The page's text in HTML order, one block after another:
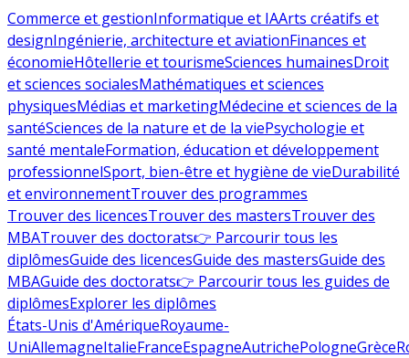
Commerce et gestionInformatique et IAArts créatifs et
designIngénierie, architecture et aviationFinances et
économieHôtellerie et tourismeSciences humainesDroit
et sciences socialesMathématiques et sciences
physiquesMédias et marketingMédecine et sciences de la
santéSciences de la nature et de la viePsychologie et
santé mentaleFormation, éducation et développement
professionnelSport, bien-être et hygiène de vieDurabilité
et environnementTrouver des programmes
Trouver des licencesTrouver des mastersTrouver des
MBATrouver des doctorats👉 Parcourir tous les
diplômesGuide des licencesGuide des mastersGuide des
MBAGuide des doctorats👉 Parcourir tous les guides de
diplômesExplorer les diplômes
États-Unis d'AmériqueRoyaume-
UniAllemagneItalieFranceEspagneAutrichePologneGrèce